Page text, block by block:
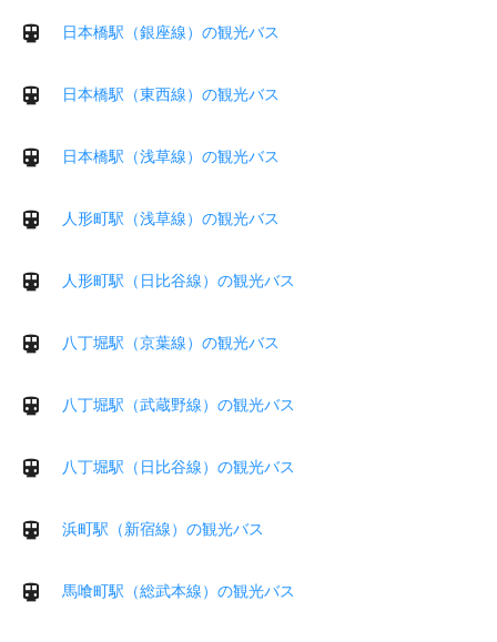
日本橋駅（銀座線）の観光バス
日本橋駅（東西線）の観光バス
日本橋駅（浅草線）の観光バス
人形町駅（浅草線）の観光バス
人形町駅（日比谷線）の観光バス
八丁堀駅（京葉線）の観光バス
八丁堀駅（武蔵野線）の観光バス
八丁堀駅（日比谷線）の観光バス
浜町駅（新宿線）の観光バス
馬喰町駅（総武本線）の観光バス